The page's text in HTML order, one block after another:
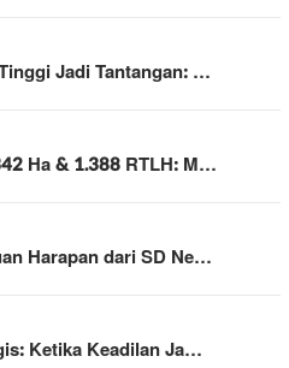
Jadi Tantangan: …
Ha & 1.388 RTLH: M…
Harapan dari SD Ne…
Ketika Keadilan Ja…